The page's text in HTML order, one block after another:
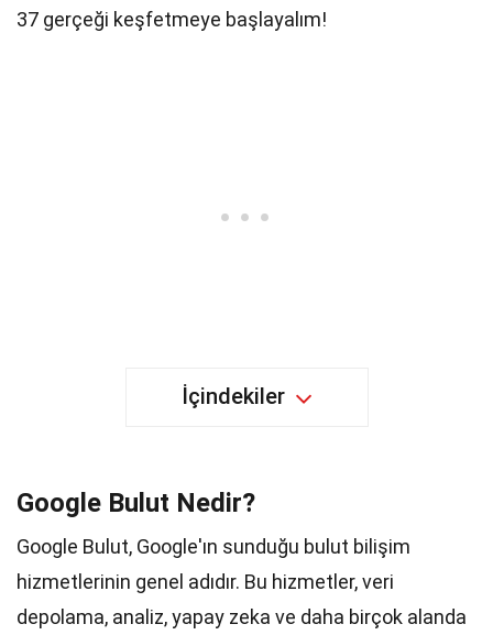
37 gerçeği keşfetmeye başlayalım!
İçindekiler
Google Bulut Nedir?
Google Bulut, Google'ın sunduğu bulut bilişim
hizmetlerinin genel adıdır. Bu hizmetler, veri
depolama, analiz, yapay zeka ve daha birçok alanda